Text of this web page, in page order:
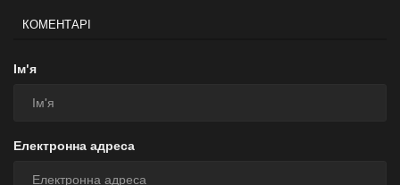
КОМЕНТАРІ
Ім'я
Електронна адреса